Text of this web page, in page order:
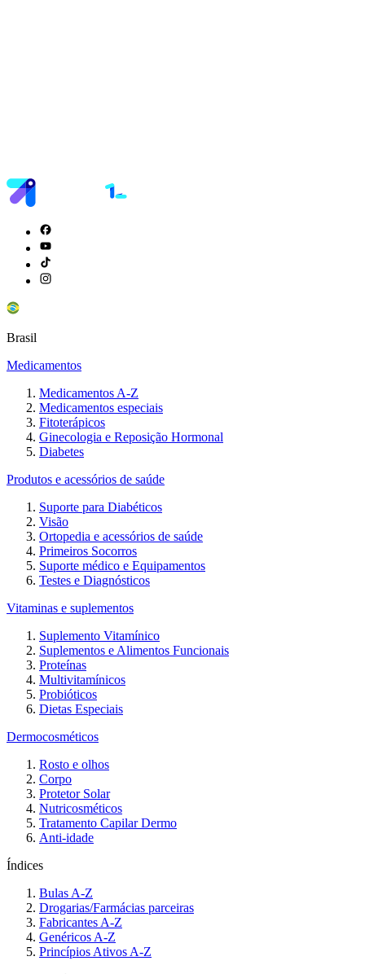
Brasil
Medicamentos
Medicamentos A-Z
Medicamentos especiais
Fitoterápicos
Ginecologia e Reposição Hormonal
Diabetes
Produtos e acessórios de saúde
Suporte para Diabéticos
Visão
Ortopedia e acessórios de saúde
Primeiros Socorros
Suporte médico e Equipamentos
Testes e Diagnósticos
Vitaminas e suplementos
Suplemento Vitamínico
Suplementos e Alimentos Funcionais
Proteínas
Multivitamínicos
Probióticos
Dietas Especiais
Dermocosméticos
Rosto e olhos
Corpo
Protetor Solar
Nutricosméticos
Tratamento Capilar Dermo
Anti-idade
Índices
Bulas A-Z
Drogarias/Farmácias parceiras
Fabricantes A-Z
Genéricos A-Z
Princípios Ativos A-Z